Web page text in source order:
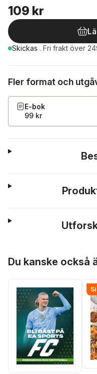
109 kr
Skickas . Fri frakt över
Fler format och
E-bok
99 kr
Du kanske också